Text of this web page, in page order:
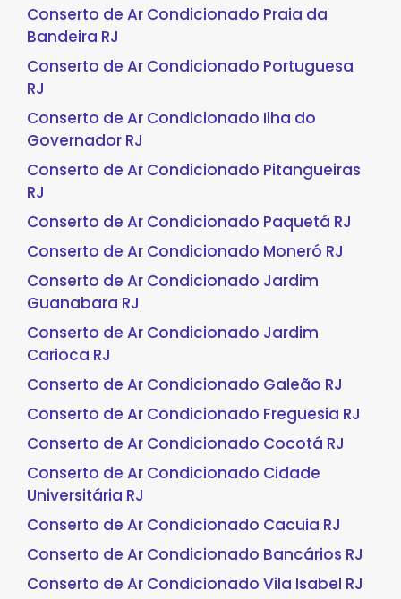
Conserto de Ar Condicionado Praia da
Bandeira RJ
Conserto de Ar Condicionado Portuguesa
RJ
Conserto de Ar Condicionado Ilha do
Governador RJ
Conserto de Ar Condicionado Pitangueiras
RJ
Conserto de Ar Condicionado Paquetá RJ
Conserto de Ar Condicionado Moneró RJ
Conserto de Ar Condicionado Jardim
Guanabara RJ
Conserto de Ar Condicionado Jardim
Carioca RJ
Conserto de Ar Condicionado Galeão RJ
Conserto de Ar Condicionado Freguesia RJ
Conserto de Ar Condicionado Cocotá RJ
Conserto de Ar Condicionado Cidade
Universitária RJ
Conserto de Ar Condicionado Cacuia RJ
Conserto de Ar Condicionado Bancários RJ
Conserto de Ar Condicionado Vila Isabel RJ